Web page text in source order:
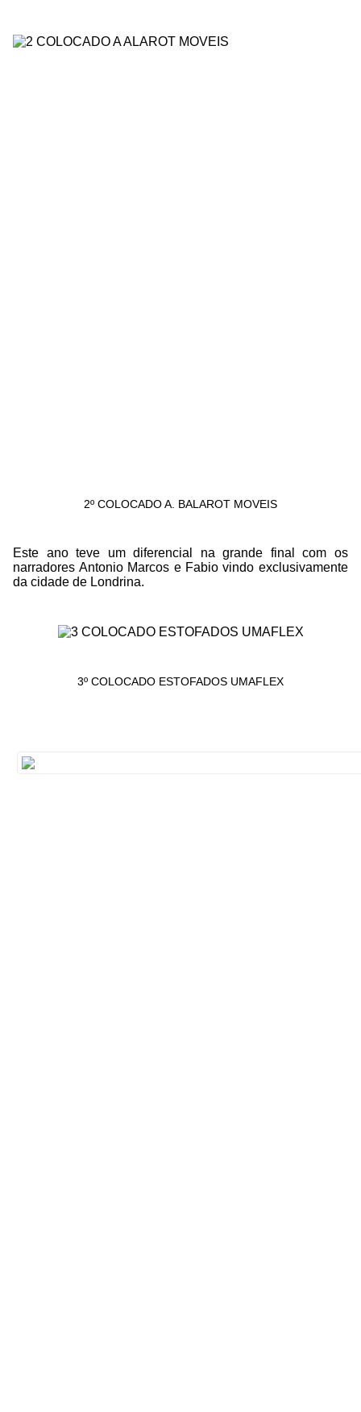
2º COLOCADO A. BALAROT MOVEIS
Este ano teve um diferencial na grande final com os
narradores Antonio Marcos e Fabio vindo exclusivamente
da cidade de Londrina.
3º COLOCADO ESTOFADOS UMAFLEX